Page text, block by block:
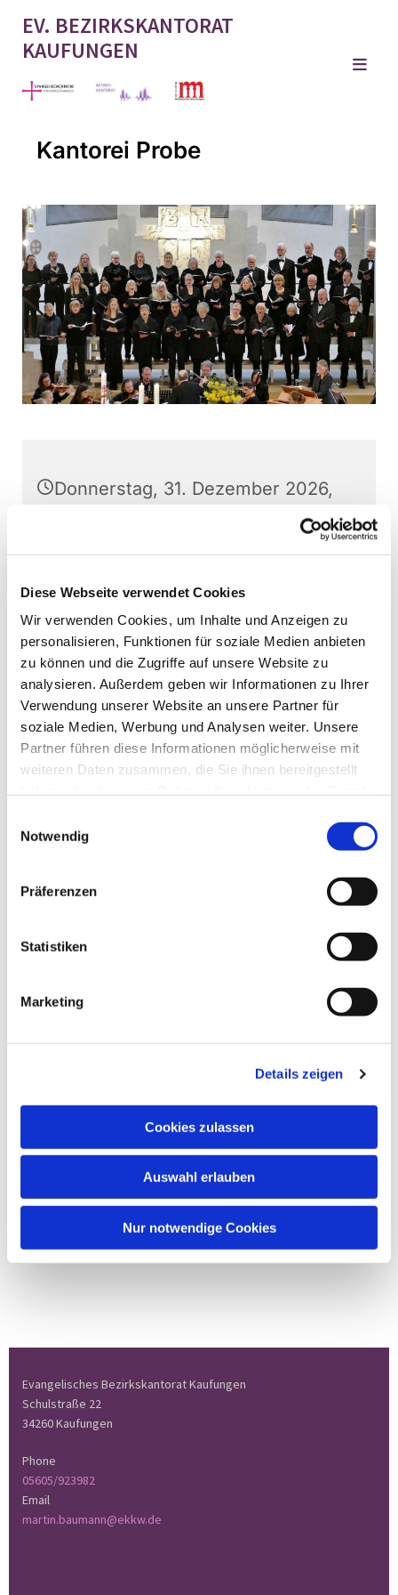
Diese Webseite verwendet Cookies
Wir verwenden Cookies, um Inhalte und Anzeigen zu
personalisieren, Funktionen für soziale Medien anbieten
zu können und die Zugriffe auf unsere Website zu
analysieren. Außerdem geben wir Informationen zu Ihrer
Verwendung unserer Website an unsere Partner für
soziale Medien, Werbung und Analysen weiter. Unsere
Partner führen diese Informationen möglicherweise mit
weiteren Daten zusammen, die Sie ihnen bereitgestellt
Notwendig
Präferenzen
Statistiken
Marketing
Details zeigen
Cookies zulassen
Auswahl erlauben
Nur notwendige Cookies
EV. BEZIRKSKANTORAT
KAUFUNGEN
Kantorei Probe
Donnerstag, 31. Dezember 2026,
Schulstraße 22, 34260 Kaufungen
Kaufunger Kantorei, Martin
Baumann (Leitung)
Interessierte können jederzeit - außer direkt vor
Chormitglieder informieren sich bitte anhand
andere Räume verlegte Proben.
Evangelisches Bezirkskantorat Kaufungen
Schulstraße 22
34260 Kaufungen
Phone
05605/923982
Email
martin.baumann@ekkw.de